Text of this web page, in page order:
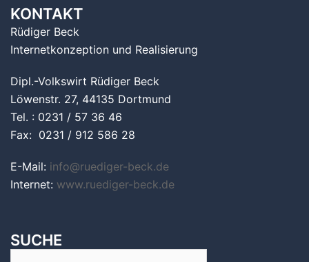
KONTAKT
Rüdiger Beck
Internetkonzeption und Realisierung
Dipl.-Volkswirt Rüdiger Beck
Löwenstr. 27, 44135 Dortmund
Tel. : 0231 / 57 36 46
Fax: 0231 / 912 586 28
E-Mail: info@ruediger-beck.de
Internet: www.ruediger-beck.de
SUCHE